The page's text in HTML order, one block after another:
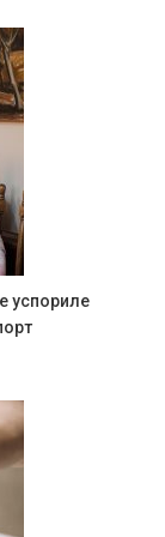
успориле